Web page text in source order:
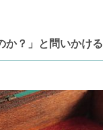
か？」と問いかける